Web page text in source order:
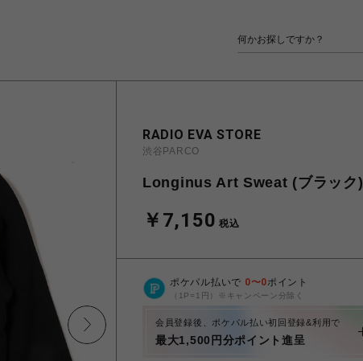
RADIO EVA STORE
渋谷PARCO
Longinus Art Sweat (ブラック)
￥7,150 税込
ポケパル払いで 0〜0ポイント
（1P=1円）※キャンペーン分除く
会員登録後、ポケパル払い初回登録&利用で
最大1,500円分ポイント進呈